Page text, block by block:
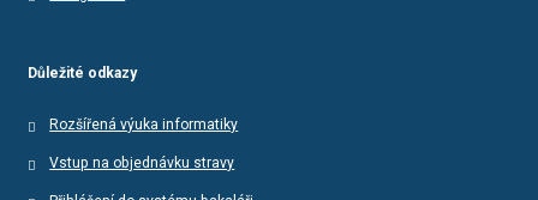
Důležité odkazy
Rozšířená výuka informatiky
Vstup na objednávku stravy